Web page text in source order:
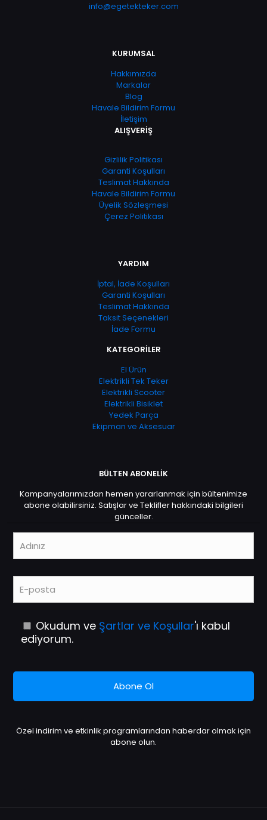
info@egetekteker.com
KURUMSAL
Hakkımızda
Markalar
Blog
Havale Bildirim Formu
İletişim
ALIŞVERİŞ
Gizlilik Politikası
Garanti Koşulları
Teslimat Hakkında
Havale Bildirim Formu
Üyelik Sözleşmesi
Çerez Politikası
YARDIM
İptal, İade Koşulları
Garanti Koşulları
Teslimat Hakkında
Taksit Seçenekleri
İade Formu
KATEGORİLER
El Ürün
Elektrikli Tek Teker
Elektrikli Scooter
Elektrikli Bisiklet
Yedek Parça
Ekipman ve Aksesuar
BÜLTEN ABONELİK
Kampanyalarımızdan hemen yararlanmak için bültenimize
abone olabilirsiniz. Satışlar ve Teklifler hakkındaki bilgileri
günceller.
Okudum ve Şartlar ve Koşullar'ı kabul
ediyorum.
Özel indirim ve etkinlik programlarından haberdar olmak için
abone olun.